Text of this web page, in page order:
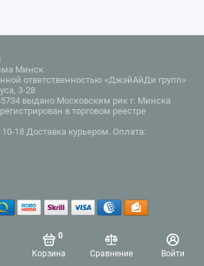
Корзина
0
Сравнение
Войти
Минск
ответственностью «ДжэйАйДи групп»
3-28
выдано Московским рик г. Минска
в торговом реестре
18 Доставка курьером. Оплата: